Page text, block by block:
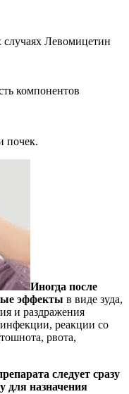
Левомицетин
компонентов
почек.
Иногда после
эффекты в виде зуда,
и раздражения
инфекции, реакции со
рвота,
следует сразу
для назначения